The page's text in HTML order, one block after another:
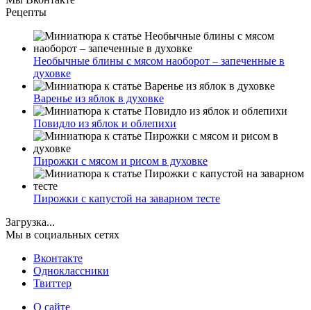
Рецепты
Необычные блины с мясом наоборот – запеченные в
духовке
Варенье из яблок в духовке
Повидло из яблок и облепихи
Пирожки с мясом и рисом в духовке
Пирожки с капустой на заварном тесте
Загрузка...
Мы в социальных сетях
Вконтакте
Одноклассники
Твиттер
О сайте